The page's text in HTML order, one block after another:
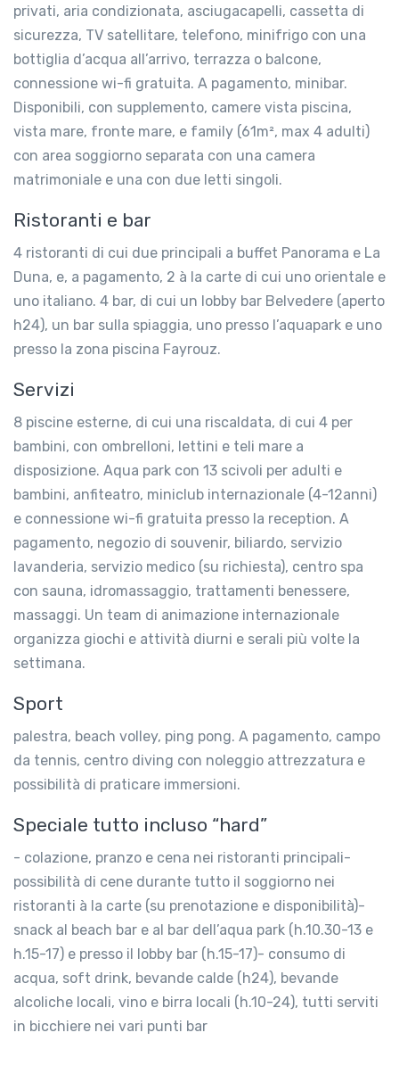
privati, aria condizionata, asciugacapelli, cassetta di
sicurezza, TV satellitare, telefono, minifrigo con una
bottiglia d’acqua all’arrivo, terrazza o balcone,
connessione wi-fi gratuita. A pagamento, minibar.
Disponibili, con supplemento, camere vista piscina,
vista mare, fronte mare, e family (61m², max 4 adulti)
con area soggiorno separata con una camera
matrimoniale e una con due letti singoli.
Ristoranti e bar
4 ristoranti di cui due principali a buffet Panorama e La
Duna, e, a pagamento, 2 à la carte di cui uno orientale e
uno italiano. 4 bar, di cui un lobby bar Belvedere (aperto
h24), un bar sulla spiaggia, uno presso l’aquapark e uno
presso la zona piscina Fayrouz.
Servizi
8 piscine esterne, di cui una riscaldata, di cui 4 per
bambini, con ombrelloni, lettini e teli mare a
disposizione. Aqua park con 13 scivoli per adulti e
bambini, anfiteatro, miniclub internazionale (4-12anni)
e connessione wi-fi gratuita presso la reception. A
pagamento, negozio di souvenir, biliardo, servizio
lavanderia, servizio medico (su richiesta), centro spa
con sauna, idromassaggio, trattamenti benessere,
massaggi. Un team di animazione internazionale
organizza giochi e attività diurni e serali più volte la
settimana.
Sport
palestra, beach volley, ping pong. A pagamento, campo
da tennis, centro diving con noleggio attrezzatura e
possibilità di praticare immersioni.
Speciale tutto incluso “hard”
- colazione, pranzo e cena nei ristoranti principali-
possibilità di cene durante tutto il soggiorno nei
ristoranti à la carte (su prenotazione e disponibilità)-
snack al beach bar e al bar dell’aqua park (h.10.30-13 e
h.15-17) e presso il lobby bar (h.15-17)- consumo di
acqua, soft drink, bevande calde (h24), bevande
alcoliche locali, vino e birra locali (h.10-24), tutti serviti
in bicchiere nei vari punti bar